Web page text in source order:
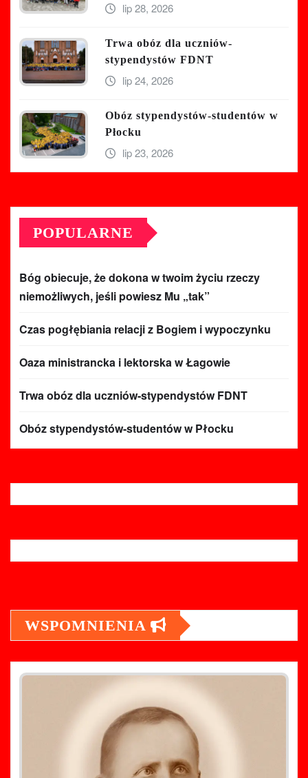
lip 28, 2026
Trwa obóz dla uczniów-
stypendystów FDNT
lip 24, 2026
Obóz stypendystów-studentów w
Płocku
lip 23, 2026
POPULARNE
Bóg obiecuje, że dokona w twoim życiu rzeczy
niemożliwych, jeśli powiesz Mu „tak”
Czas pogłębiania relacji z Bogiem i wypoczynku
Oaza ministrancka i lektorska w Łagowie
Trwa obóz dla uczniów-stypendystów FDNT
Obóz stypendystów-studentów w Płocku
WSPOMNIENIA